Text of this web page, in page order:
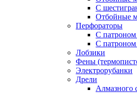
С
Отбойные
Перфораторы
С
С патроном
Лобзики
Фены
Электрорубанки
Дрели
Алмазного